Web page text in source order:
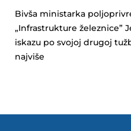
Bivša ministarka
„Infrastrukture železnice”
iskazu po svojoj drugoj
najviše